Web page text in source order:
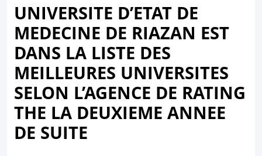
UNIVERSITE D’ETAT DE
MEDECINE DE RIAZAN EST
DANS LA LISTE DES
MEILLEURES UNIVERSITES
SELON L’AGENCE DE RATING
THE LA DEUXIEME ANNEE
DE SUITE